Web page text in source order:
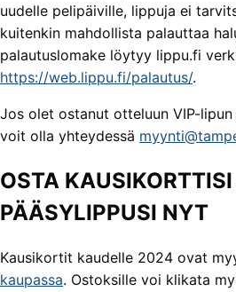
uudelle pelipäiville, lippuja ei
kuitenkin mahdollista palauttaa
palautuslomake löytyy lippu.fi
https://web.lippu.fi/palautus/.
Jos olet ostanut otteluun VIP-lipun
voit olla yhteydessä
OSTA
PÄÄSYLIPPUSI NYT
Kausikortit kaudelle 2024 ovat
kaupassa. Ostoksille voi klikata